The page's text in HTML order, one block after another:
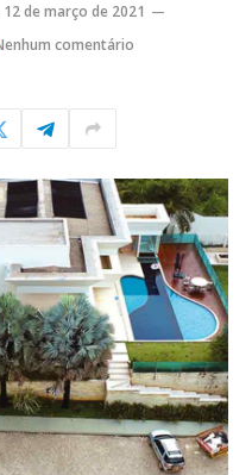
12 de março de 2021
comentário